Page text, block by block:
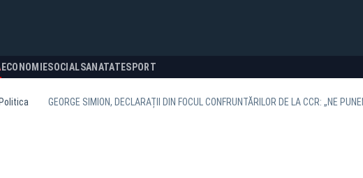
ECONOMIESOCIALSANATATESPORT
Politica